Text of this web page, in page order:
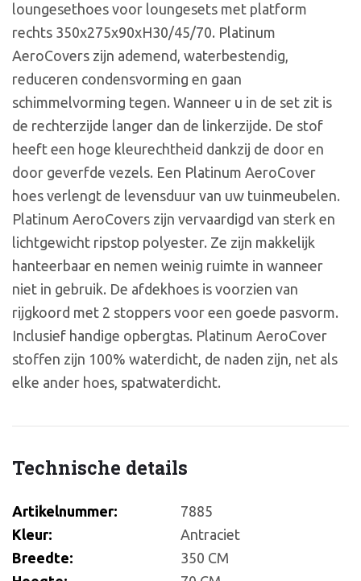
loungesethoes voor loungesets met platform
rechts 350x275x90xH30/45/70. Platinum
AeroCovers zijn ademend, waterbestendig,
reduceren condensvorming en gaan
schimmelvorming tegen. Wanneer u in de set zit is
de rechterzijde langer dan de linkerzijde. De stof
heeft een hoge kleurechtheid dankzij de door en
door geverfde vezels. Een Platinum AeroCover
hoes verlengt de levensduur van uw tuinmeubelen.
Platinum AeroCovers zijn vervaardigd van sterk en
lichtgewicht ripstop polyester. Ze zijn makkelijk
hanteerbaar en nemen weinig ruimte in wanneer
niet in gebruik. De afdekhoes is voorzien van
rijgkoord met 2 stoppers voor een goede pasvorm.
Inclusief handige opbergtas. Platinum AeroCover
stoffen zijn 100% waterdicht, de naden zijn, net als
elke ander hoes, spatwaterdicht.
Technische details
Artikelnummer:
7885
Kleur:
Antraciet
Breedte:
350 CM